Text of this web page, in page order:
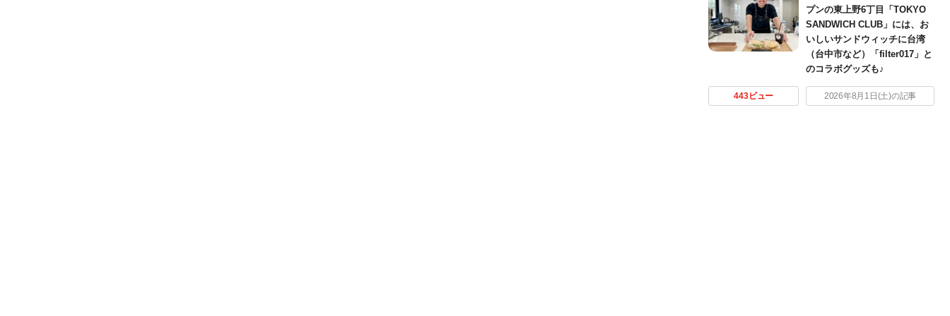
プンの東上野6丁目「TOKYO
SANDWICH CLUB」には、お
いしいサンドウィッチに台湾
（台中市など）「filter017」と
のコラボグッズも♪
443ビュー 2026年8月1日(土)の記事